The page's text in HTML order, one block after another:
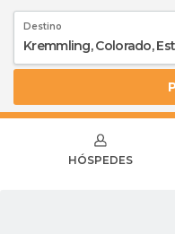
Destino
HÓSPEDES